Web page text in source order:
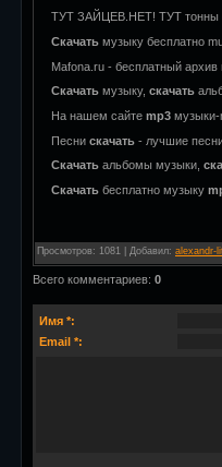
ТУТ ЗАЙЦЕВ.НЕТ! ТУТ тонны
Скачать музыку бесплатно
Mafona.ru - бесплатный
Скачать музыку, скачать
На нашем сайте mp3 музыки-
Песни скачать - лучшие
Скачать альбомы музыки,
Скачать бесплатно музыку
Просмотров: 1081 Добавил: alexandr-
Всего комментариев: 0
Имя *:
Email *: